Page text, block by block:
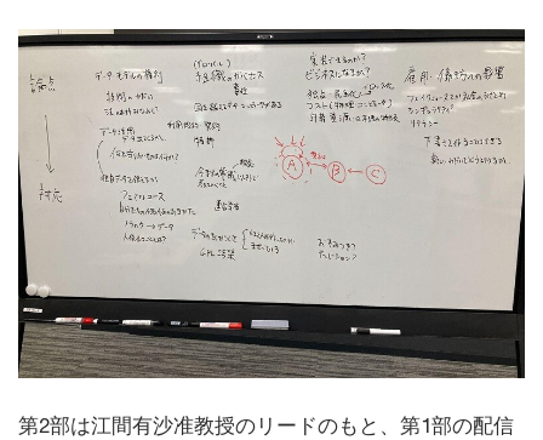
第2部は江間有沙准教授のリードのもと、第1部の配信